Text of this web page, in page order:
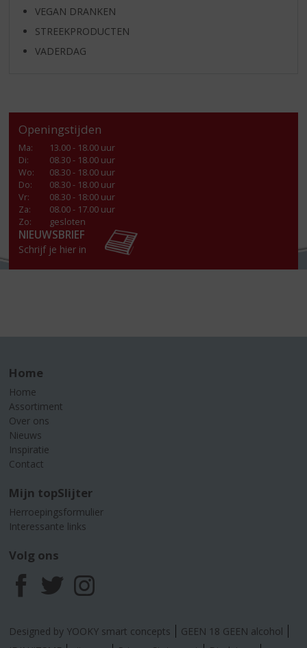
VEGAN DRANKEN
STREEKPRODUCTEN
VADERDAG
Openingstijden
Ma:
13.00 - 18.00 uur
Di:
08.30 - 18.00 uur
Wo:
08.30 - 18.00 uur
Do:
08.30 - 18.00 uur
Vr:
08.30 - 18:00 uur
Za:
08.00 - 17.00 uur
Zo:
gesloten
NIEUWSBRIEF
Schrijf je hier in
Home
Home
Assortiment
Over ons
Nieuws
Inspiratie
Contact
Mijn topSlijter
Herroepingsformulier
Interessante links
Volg ons
F
a
T
w
I
n
Designed by YOOKY smart concepts
GEEN 18 GEEN alcohol